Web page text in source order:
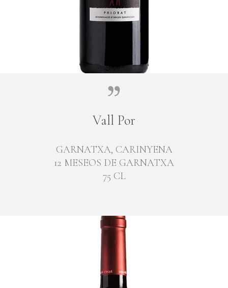
Vall Por
GARNATXA, CARINYENA
12 MESEOS DE GARNATXA
75 CL